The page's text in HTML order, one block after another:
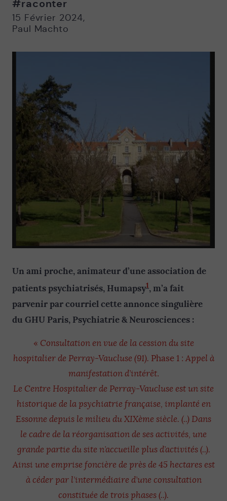
fenêtre
#raconter
15 Février 2024,
Paul Machto
Un ami proche, animateur d’une association de
patients psychiatrisés, Humapsy1, m’a fait
parvenir par courriel cette annonce singulière
du GHU Paris, Psychiatrie & Neurosciences :
« Consultation en vue de la cession du site
hospitalier de Perray-Vaucluse (91). Phase 1 : Appel à
manifestation d’intérêt.
Le Centre Hospitalier de Perray-Vaucluse est un site
historique de la psychiatrie française, implanté en
Essonne depuis le milieu du XIXème siècle. (..) Dans
le cadre de la réorganisation de ses activités, une
grande partie du site n’accueille plus d’activités (..).
Ainsi une emprise foncière de près de 45 hectares est
à céder par l’intermédiaire d’une consultation
constituée de trois phases (..).